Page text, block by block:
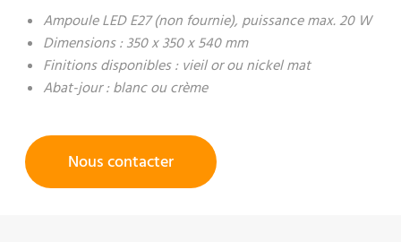
Ampoule LED E27 (non fournie), puissance max. 20 W
Dimensions : 350 x 350 x 540 mm
Finitions disponibles : vieil or ou nickel mat
Abat-jour : blanc ou crème
Nous contacter